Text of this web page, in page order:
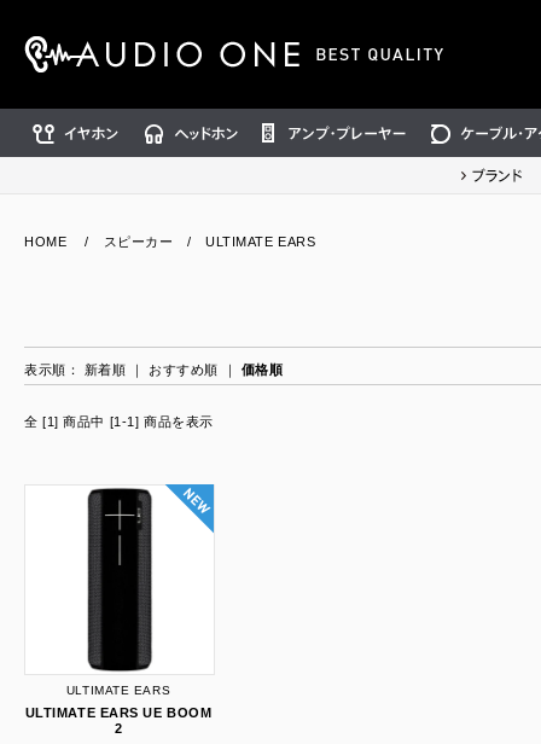
ケーブル・アクセ
HOME / スピーカー / ULTIMATE EARS
表示順： 新着順 ｜ おすすめ順 ｜ 価格順
全 [1] 商品中 [1-1] 商品を表示
ULTIMATE EARS
ULTIMATE EARS UE BOOM
2